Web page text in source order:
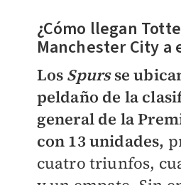
¿Cómo llegan
Manchester City a
Los Spursse
peldaño de la
general de la
con 13 unidades,
cuatro triunfos,